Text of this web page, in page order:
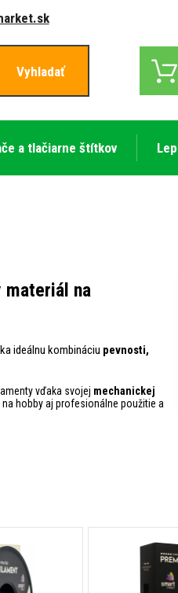
Vyhladať
a tlačiarne štítkov
materiál na
ideálnu kombináciu pevnosti,
vďaka svojej mechanickej
na hobby aj profesionálne použitie a